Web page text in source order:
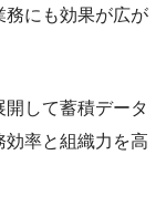
務にも効果が広が
して蓄積データ
効率と組織力を高